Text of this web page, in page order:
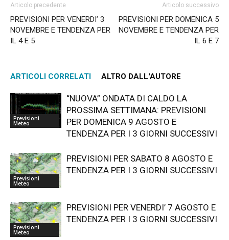
Articolo precedente
PREVISIONI PER VENERDI’ 3
NOVEMBRE E TENDENZA PER
IL 4 E 5
Articolo successivo
PREVISIONI PER DOMENICA 5
NOVEMBRE E TENDENZA PER
IL 6 E 7
ARTICOLI CORRELATI ALTRO DALL'AUTORE
Previsioni
Meteo
“NUOVA” ONDATA DI CALDO LA
PROSSIMA SETTIMANA: PREVISIONI
PER DOMENICA 9 AGOSTO E
TENDENZA PER I 3 GIORNI SUCCESSIVI
Previsioni
Meteo
PREVISIONI PER SABATO 8 AGOSTO E
TENDENZA PER I 3 GIORNI SUCCESSIVI
Previsioni
Meteo
PREVISIONI PER VENERDI’ 7 AGOSTO E
TENDENZA PER I 3 GIORNI SUCCESSIVI